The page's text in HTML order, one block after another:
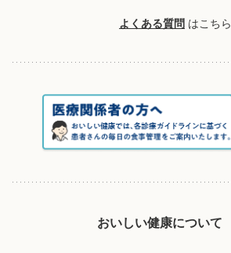
よくある質問 はこちら
おいしい健康について